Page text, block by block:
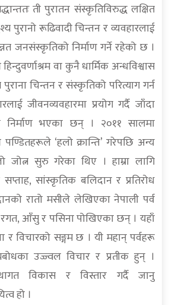
ती पुरातन संस्कृतिविरुद्ध लक्षित
पुरानो रूढिवादी चिन्तन र व्यवहारलाई
जनसंस्कृतिको निर्माण गर्ने रहेको छ ।
वा कुनै धार्मिक अन्धविश्वास
चिन्तन र संस्कृतिको परित्याग गर्न
जीवनव्यवहारमा प्रयोग गर्दै जाँदा
भएका छन् । २०११ सालमा
‘हलो क्रान्ति’ गरेपछि अन्य
जोत्न सुरु गरेका थिए । हाम्रा लागि
सांस्कृतिक बलिदान र प्रतिरोध
रातो मसीले लेखिएका नेपाली पर्व
रगत, आँसु र पसिना पोखिएका छन् । यहाँ
र विचारको सङ्गम छ । यी महान् पर्वहरू
उज्ज्वल विचार र प्रतीक हुन् ।
विकास र विस्तार गर्दै जानु
हो ।